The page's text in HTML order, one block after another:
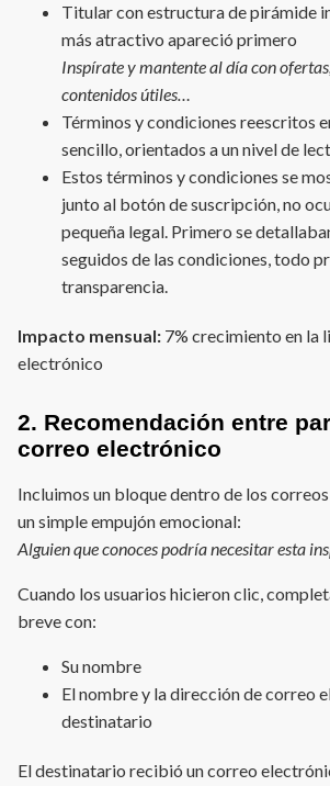
Titular con estructura de pirámide
más atractivo apareció primero
Inspírate y mantente al día con
contenidos útiles…
Términos y condiciones reescritos
sencillo, orientados a un nivel de
Estos términos y condiciones se
junto al botón de suscripción, no
pequeña legal. Primero se
seguidos de las condiciones, todo
transparencia.
Impacto mensual: 7% crecimiento en la
electrónico
2. Recomendación entre
correo electrónico
Incluimos un bloque dentro de los
un simple empujón emocional:
Alguien que conoces podría necesitar esta
Cuando los usuarios hicieron clic,
breve con:
Su nombre
El nombre y la dirección de correo
destinatario
El destinatario recibió un correo